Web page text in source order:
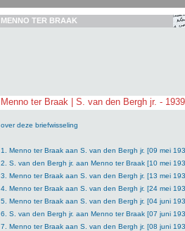
MENNO TER BRAAK
Menno ter Braak | S. van den Bergh jr. -
over deze briefwisseling
1. Menno ter Braak aan S. van den Bergh jr. [09 mei
2. S. van den Bergh jr. aan Menno ter Braak [10 mei
3. Menno ter Braak aan S. van den Bergh jr. [13 mei
4. Menno ter Braak aan S. van den Bergh jr. [24 mei
5. Menno ter Braak aan S. van den Bergh jr. [04 juni
6. S. van den Bergh jr. aan Menno ter Braak [07 juni
7. Menno ter Braak aan S. van den Bergh jr. [08 juni